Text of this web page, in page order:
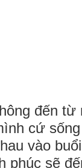
đến từ
cứ
vào
phúc sẽ